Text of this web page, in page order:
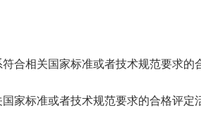
合相关国家标准或者技术规范要求的
家标准或者技术规范要求的合格评定